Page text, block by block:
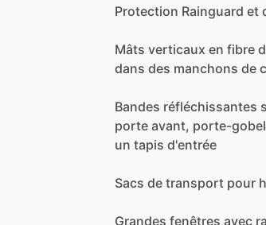
Protection Rainguard et
Mâts verticaux en fibre
dans des manchons de
Bandes réfléchissantes
porte avant, porte-
un tapis d'entrée
Sacs de transport pour
Grandes fenêtres avec